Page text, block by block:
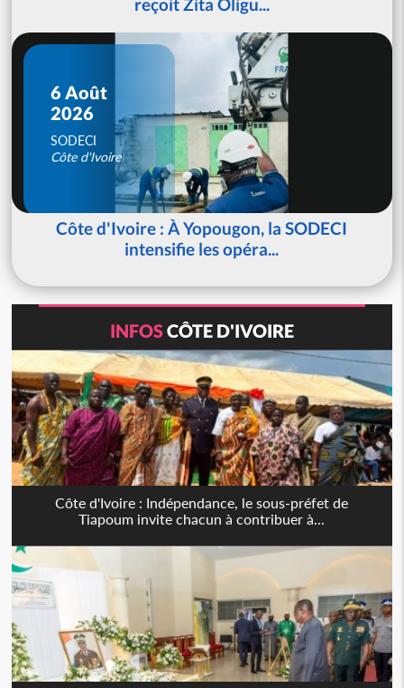
6 Août
2026
SODECI
Côte d'Ivoire
Côte d'Ivoire : À Yopougon, la SODECI
intensifie les opéra...
INFOSCÔTE D'IVOIRE
Côte d'Ivoire : Indépendance, le sous-préfet de
Tiapoum invite chacun à contribuer à...